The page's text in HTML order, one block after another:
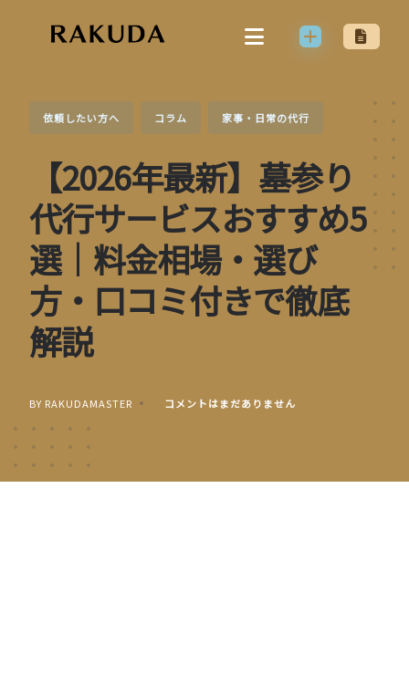
依頼したい方へ コラム 家事・日常の代行
【2026年最新】墓参り
代行サービスおすすめ5
選｜料金相場・選び
方・口コミ付きで徹底
解説
BY RAKUDAMASTER コメントはまだありません